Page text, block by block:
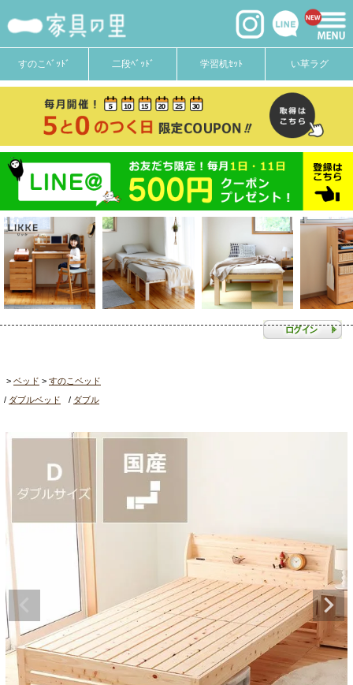
すのこﾍﾞｯﾄﾞ 二段ﾍﾞｯﾄﾞ 学習机ｾｯﾄ い草ラグ
ベッド
すのこベッド
ダブルベッド
ダブル